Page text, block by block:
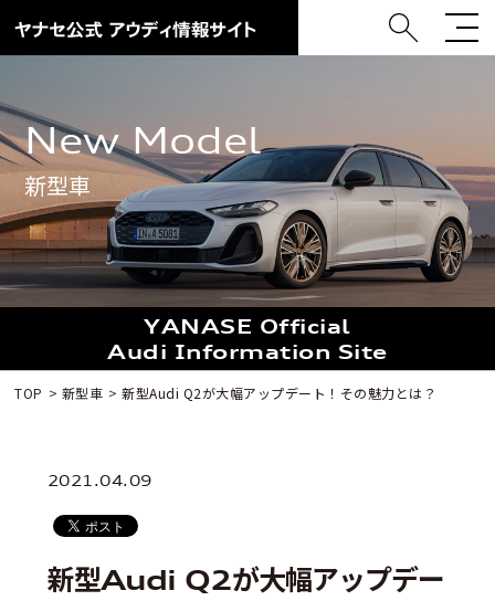
New Model
新型車
YANASE Official
Audi Information Site
TOP 新型車 新型Audi Q2が大幅アップデート！その魅力とは？
2021.04.09
新型Audi Q2が大幅アップデー